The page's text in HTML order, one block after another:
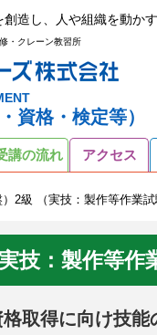
造し、人や組織を動か
・クレーン教習所
資格・検定等）
講の流れ アクセス
2級 （実技：製作等作業
技：製作等作
取得に向け技能